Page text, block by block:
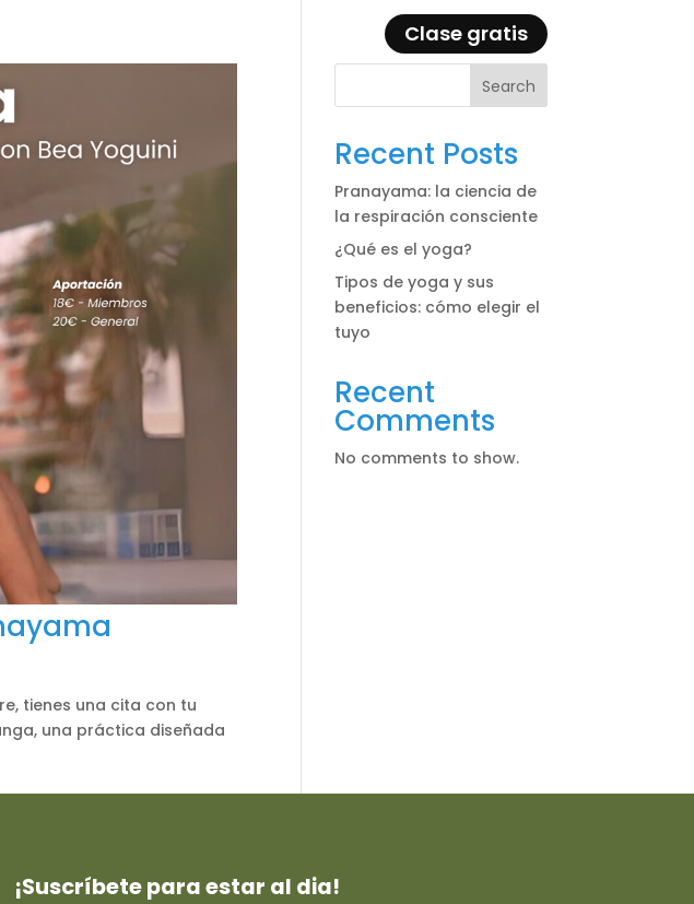
Clase gratis
tienes una cita con tu
una práctica diseñada
Search
Recent Posts
Pranayama: la ciencia de
la respiración consciente
¿Qué es el yoga?
Tipos de yoga y sus
beneficios: cómo elegir el
tuyo
Recent
Comments
No comments to show.
¡Suscríbete para estar al dia!